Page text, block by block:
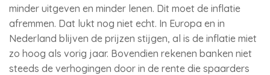
minder uitgeven en minder lenen. Dit moet de inflatie
afremmen. Dat lukt nog niet echt. In Europa en in
Nederland blijven de prijzen stijgen, al is de inflatie miet
zo hoog als vorig jaar. Bovendien rekenen banken niet
steeds de verhogingen door in de rente die spaarders